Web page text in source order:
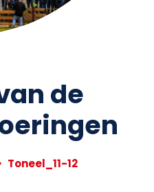
de
Toneel_11-12